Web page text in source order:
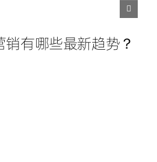
有哪些最新趋势？